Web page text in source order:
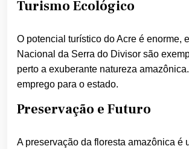
Turismo Ecológico
O potencial turístico do Acre é enorme,
Nacional da Serra do Divisor são
perto a exuberante natureza
emprego para o estado.
Preservação e Futuro
A preservação da floresta amazônica é